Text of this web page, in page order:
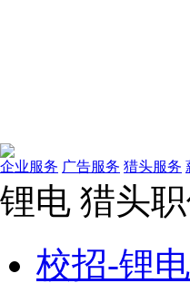
企业服务 广告服务 猎头服务
锂电 猎头
校招-锂